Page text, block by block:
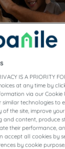
Basics
IS A PRIORITY
at any time by
via our
similar technologies to
the site, improve
and content, produce
their performance,
accept all cookies by
by cookie